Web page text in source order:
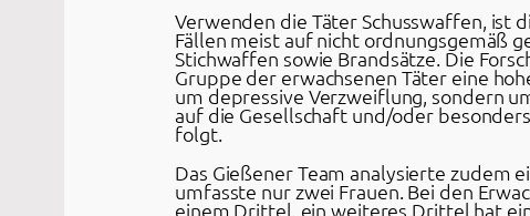
Verwenden die Täter Schusswaffen, ist
Fällen meist auf nicht ordnungsgemäß
Stichwaffen sowie Brandsätze. Die
Gruppe der erwachsenen Täter eine
um depressive Verzweiflung, sondern
auf die Gesellschaft und/oder
folgt.
Das Gießener Team analysierte zudem
umfasste nur zwei Frauen. Bei den
einem Drittel, ein weiteres Drittel hat